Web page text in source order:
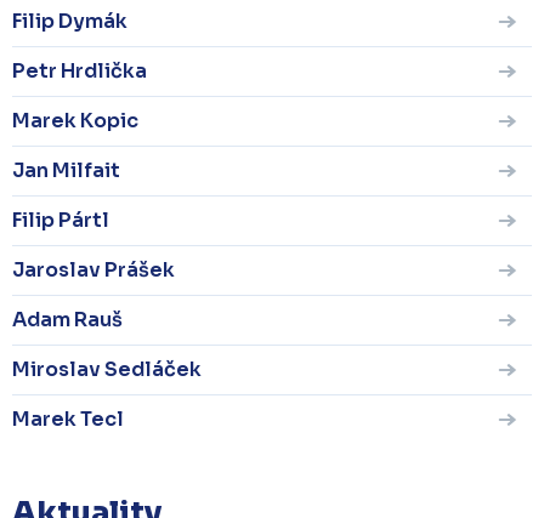
Filip Dymák
Petr Hrdlička
Marek Kopic
Jan Milfait
Filip Pártl
Jaroslav Prášek
Adam Rauš
Miroslav Sedláček
Marek Tecl